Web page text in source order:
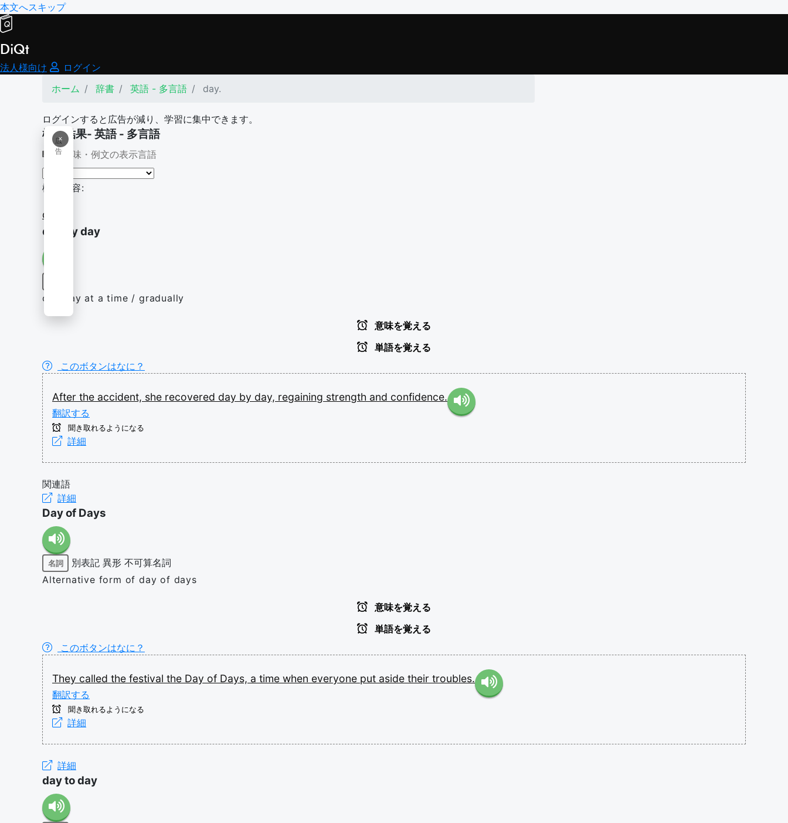
本文へスキップ
DiQt
法人様向け
ログイン
ホーム
辞書 英語 - 多言語 day.
ログインすると広告が減り、学習に集中できます。
×
広
告
検索結果- 英語 - 多言語
意味・例文の表示言語
検索内容:
day.
day by day
one day at a time / gradually
意味を覚える
単語を覚える
このボタンはなに？
After the accident, she recovered day by day, regaining strength and confidence.
翻訳する
聞き取れるようになる
詳細
関連語
詳細
Day of Days
名詞 別表記 異形 不可算名詞
Alternative form of day of days
意味を覚える
単語を覚える
このボタンはなに？
They called the festival the Day of Days, a time when everyone put aside their troubles.
翻訳する
聞き取れるようになる
詳細
詳細
day to day